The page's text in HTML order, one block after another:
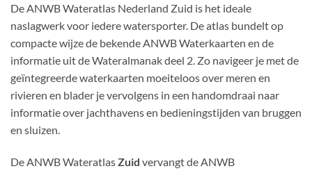
De ANWB Wateratlas Nederland Zuid is het ideale
naslagwerk voor iedere watersporter. De atlas bundelt op
compacte wijze de bekende ANWB Waterkaarten en de
informatie uit de Wateralmanak deel 2. Zo navigeer je met de
geïntegreerde waterkaarten moeiteloos over meren en
rivieren en blader je vervolgens in een handomdraai naar
informatie over jachthavens en bedieningstijden van bruggen
en sluizen.
De ANWB Wateratlas Zuid vervangt de ANWB